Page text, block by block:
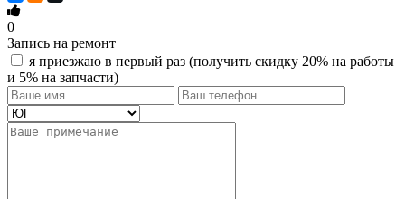
0
Запись на ремонт
я приезжаю в первый раз (получить скидку 20% на работы
и 5% на запчасти)